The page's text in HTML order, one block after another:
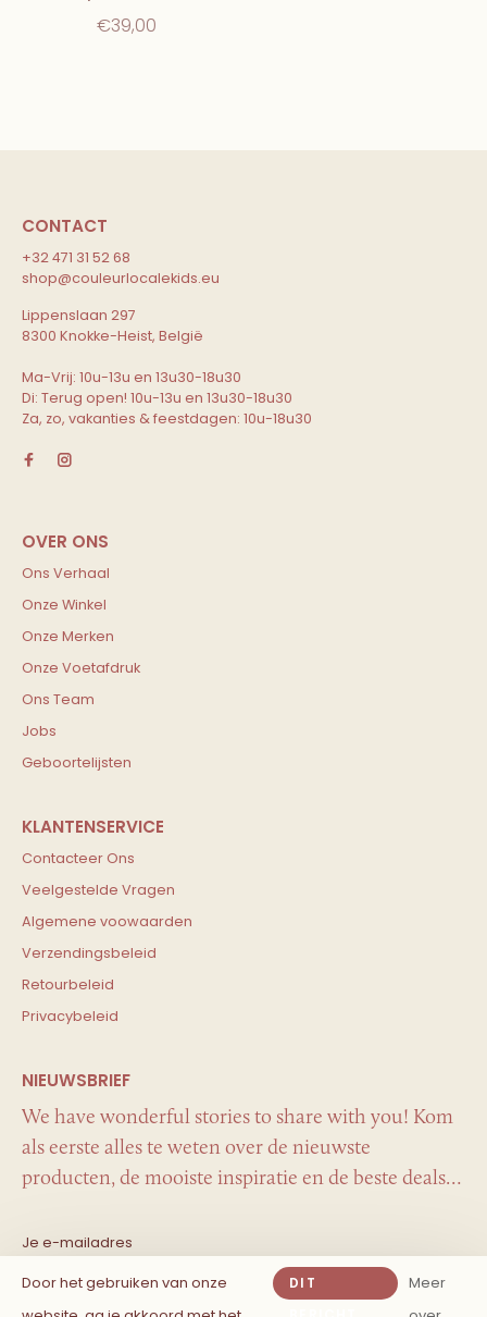
€39,00
CONTACT
+32 471 31 52 68
shop@couleurlocalekids.eu
Lippenslaan 297
8300 Knokke-Heist, België
Ma-Vrij: 10u-13u en 13u30-18u30
Di: Terug open! 10u-13u en 13u30-18u30
Za, zo, vakanties & feestdagen: 10u-18u30
Ons Verhaal
Onze Winkel
Onze Merken
Onze Voetafdruk
Ons Team
Jobs
Geboortelijsten
Contacteer Ons
Veelgestelde Vragen
Algemene voowaarden
Verzendingsbeleid
Retourbeleid
Privacybeleid
We have wonderful stories to share with you! Kom
als eerste alles te weten over de nieuwste
producten, de mooiste inspiratie en de beste deals…
Door het gebruiken van onze
DIT
Meer